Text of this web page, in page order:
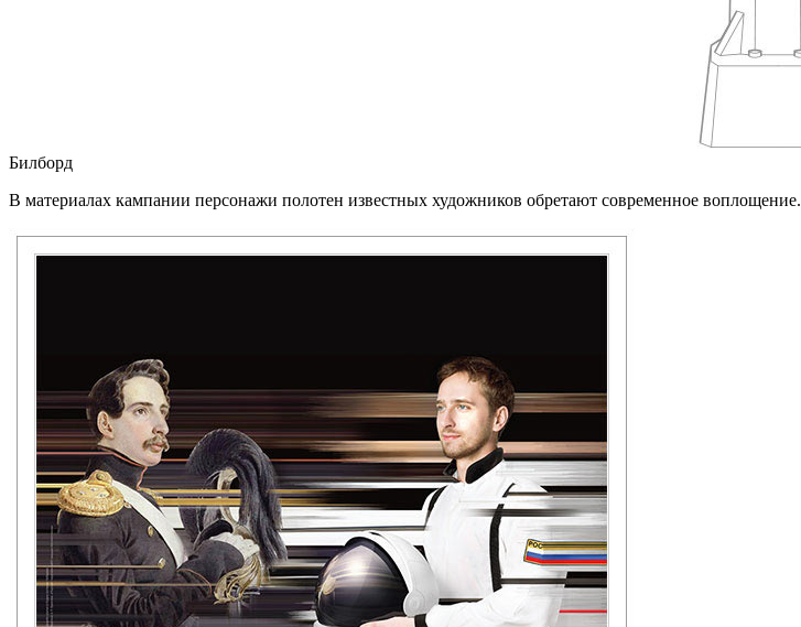
Билборд
В материалах кампании персонажи полотен известных художников обретают современное воплощение.